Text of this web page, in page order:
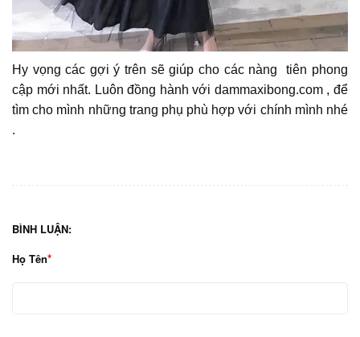
Hy vọng các gợi ý trên sẽ giúp cho các nàng tiên phong
cập mới nhất. Luôn đồng hành với dammaxibong.com , để
tìm cho mình những trang phụ phù hợp với chính mình nhé
.
BÌNH LUẬN:
Họ Tên